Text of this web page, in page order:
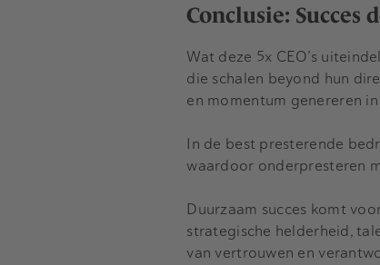
Conclusie: Succes
Wat deze 5x CEO’s
die schalen beyond hun
en momentum genereren
In de best presterende
waardoor onderpresteren
Duurzaam succes komt
strategische helderheid,
van vertrouwen en